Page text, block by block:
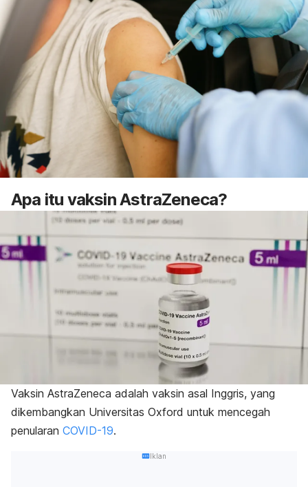
Apa itu vaksin AstraZeneca?
Vaksin AstraZeneca adalah vaksin asal Inggris, yang
dikembangkan Universitas Oxford untuk mencegah
penularan COVID-19.
Iklan